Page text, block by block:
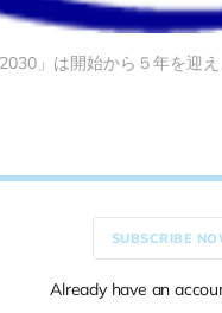
」は開始から５年を迎
SUBSCRIBE
Already have an